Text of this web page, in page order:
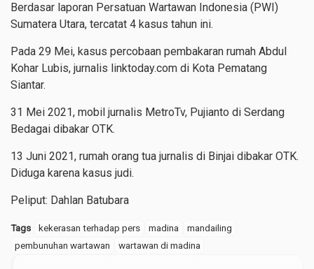
Berdasar laporan Persatuan Wartawan Indonesia (PWI)
Sumatera Utara, tercatat 4 kasus tahun ini.
Pada 29 Mei, kasus percobaan pembakaran rumah Abdul
Kohar Lubis, jurnalis linktoday.com di Kota Pematang
Siantar.
31 Mei 2021, mobil jurnalis MetroTv, Pujianto di Serdang
Bedagai dibakar OTK.
13 Juni 2021, rumah orang tua jurnalis di Binjai dibakar OTK.
Diduga karena kasus judi.
Peliput: Dahlan Batubara
Tags kekerasan terhadap pers madina
mandailing
pembunuhan wartawan
wartawan di madina